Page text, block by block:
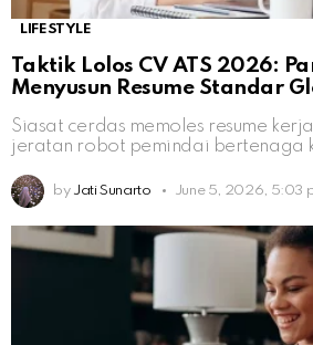
LIFESTYLE
Taktik Lolos CV ATS 2026:
Menyusun Resume Standar
Siasat cerdas memoles resume
jeratan robot pemindai bertenaga
by Jati Sunarto June 5, 2026, 5:03